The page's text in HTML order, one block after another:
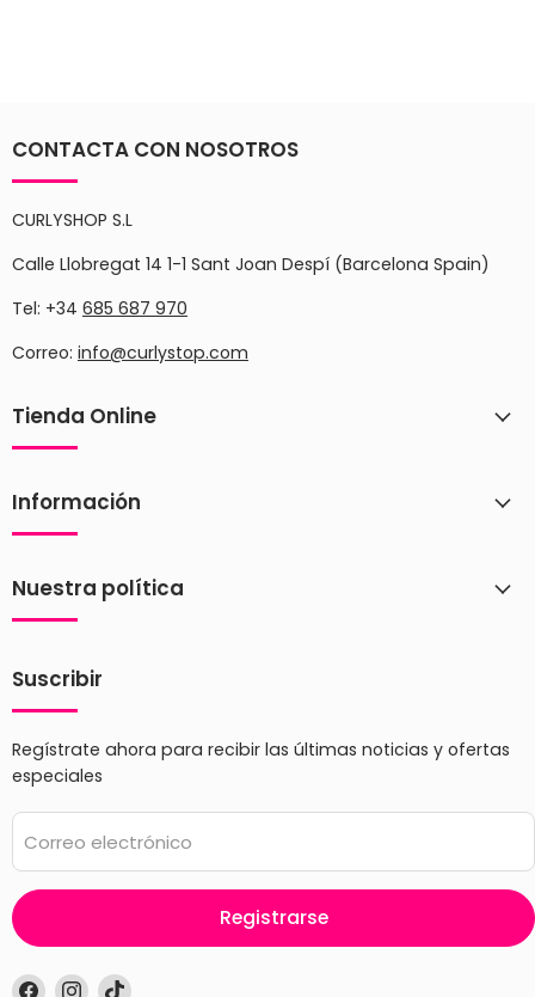
CONTACTA CON NOSOTROS
CURLYSHOP S.L
Calle Llobregat 14 1-1 Sant Joan Despí (Barcelona Spain)
Tel: +34 685 687 970
Correo: info@curlystop.com
Tienda Online
Información
Nuestra política
Suscribir
Regístrate ahora para recibir las últimas noticias y ofertas
especiales
Correo electrónico
Registrarse
Encuéntrenos
Encuéntrenos
Encuéntrenos